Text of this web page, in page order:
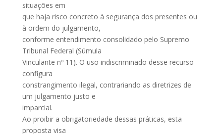
situações em
que haja risco concreto à segurança dos presentes ou
à ordem do julgamento,
conforme entendimento consolidado pelo Supremo
Tribunal Federal (Súmula
Vinculante nº 11). O uso indiscriminado desse recurso
configura
constrangimento ilegal, contrariando as diretrizes de
um julgamento justo e
imparcial.
Ao proibir a obrigatoriedade dessas práticas, esta
proposta visa